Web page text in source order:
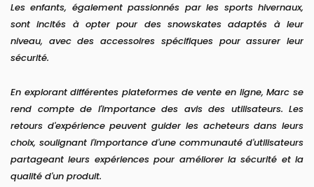
Les enfants, également passionnés par les sports hivernaux,
sont incités à opter pour des snowskates adaptés à leur
niveau, avec des accessoires spécifiques pour assurer leur
sécurité.
En explorant différentes plateformes de vente en ligne, Marc se
rend compte de l'importance des avis des utilisateurs. Les
retours d'expérience peuvent guider les acheteurs dans leurs
choix, soulignant l'importance d'une communauté d'utilisateurs
partageant leurs expériences pour améliorer la sécurité et la
qualité d'un produit.